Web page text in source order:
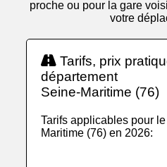
proche ou pour la gare
votre
Tarifs, prix
département
Seine-Maritime (76)
Tarifs applicables pour
Maritime (76) en 2026: